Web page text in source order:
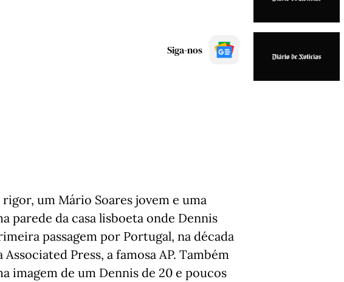
Siga-nos
um Mário Soares jovem e uma
parede da casa lisboeta onde Dennis
passagem por Portugal, na década
Press, a famosa AP. Também
imagem de um Dennis de 20 e poucos